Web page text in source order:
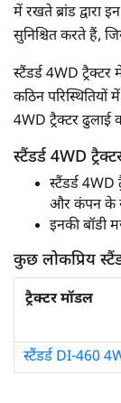
में रखते ब्रांड द्वारा
सुनिश्चित करते हैं,
स्टैंडर्ड 4WD
कठिन
4WD ट्रैक्टर ढुलाई
स्टैंडर्ड 4WD
स्टैंडर्ड
और कंपन के
इनकी बॉडी
कुछ लोकप्रिय
ट्रैक्टर मॉडल
स्टैंडर्ड DI-460